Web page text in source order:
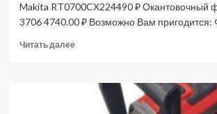
Makita RT0700CX224490 ₽ Окантовочный
3706 4740.00 ₽ Возможно Вам пригодится:
Читать далееПрочитать
Фрезер
кромочный
MAKITA